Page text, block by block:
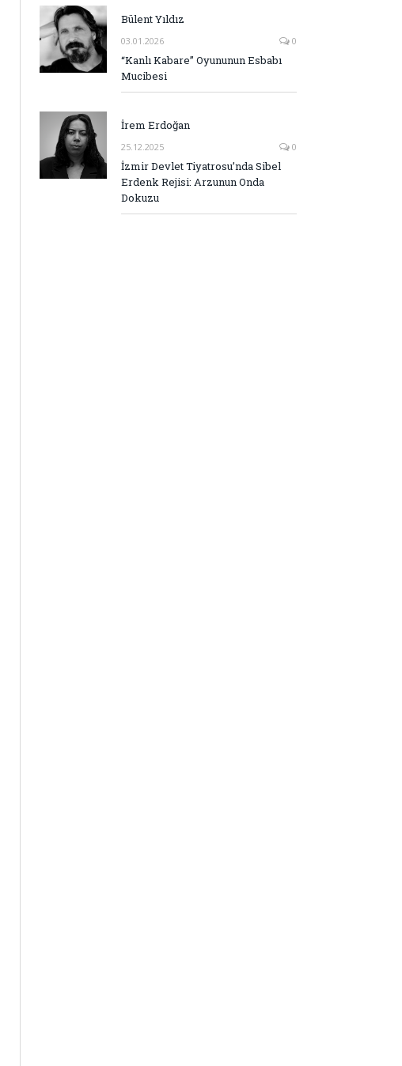
Bülent Yıldız
03.01.2026 0
“Kanlı Kabare” Oyununun Esbabı
Mucibesi
İrem Erdoğan
25.12.2025 0
İzmir Devlet Tiyatrosu’nda Sibel
Erdenk Rejisi: Arzunun Onda
Dokuzu